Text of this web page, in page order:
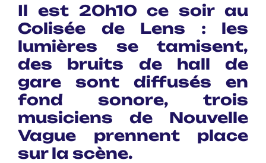
Il est 20h10 ce soir au
Colisée de Lens : les
lumières se tamisent,
des bruits de hall de
gare sont diffusés en
fond sonore, trois
musiciens de Nouvelle
Vague prennent place
sur la scène.